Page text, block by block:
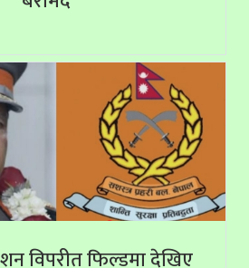
विपरीत फिल्डमा देखिए